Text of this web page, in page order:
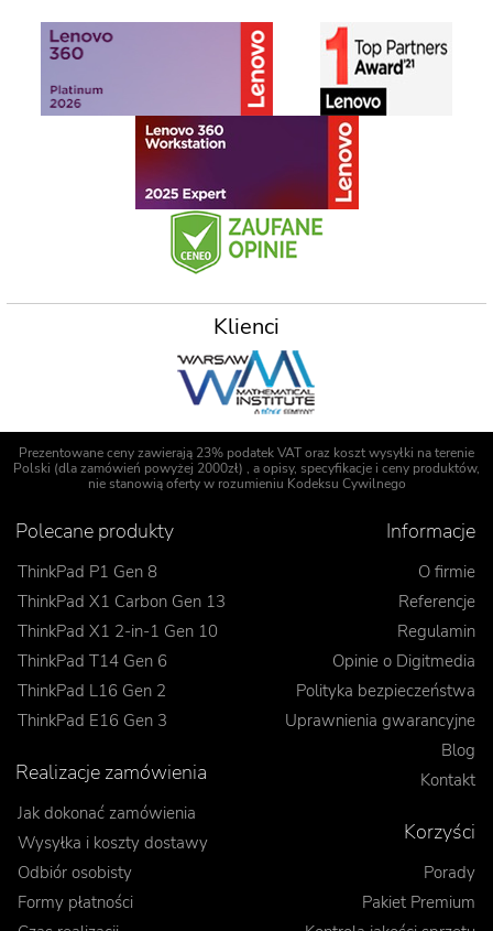
Klienci
Prezentowane ceny zawierają 23% podatek VAT oraz koszt wysyłki na terenie
Polski (dla zamówień powyżej 2000zł) , a opisy, specyfikacje i ceny produktów,
nie stanowią oferty w rozumieniu Kodeksu Cywilnego
Polecane produkty
ThinkPad P1 Gen 8
ThinkPad X1 Carbon Gen 13
ThinkPad X1 2-in-1 Gen 10
ThinkPad T14 Gen 6
ThinkPad L16 Gen 2
ThinkPad E16 Gen 3
Informacje
O firmie
Referencje
Regulamin
Opinie o Digitmedia
Polityka bezpieczeństwa
Uprawnienia gwarancyjne
Blog
Kontakt
Realizacje zamówienia
Jak dokonać zamówienia
Wysyłka i koszty dostawy
Odbiór osobisty
Formy płatności
Korzyści
Porady
Pakiet Premium